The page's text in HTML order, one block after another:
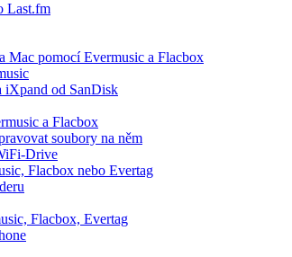
Last.fm
Mac pomocí Evermusic a Flacbox
iXpand od SanDisk
a Flacbox
soubory na něm
Drive
Flacbox nebo Evertag
Flacbox, Evertag